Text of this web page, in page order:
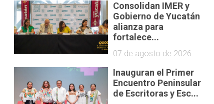
Consolidan IMER y
Gobierno de Yucatán
alianza para
fortalece...
07 de agosto de 2026
Inauguran el Primer
Encuentro Peninsular
de Escritoras y Esc...